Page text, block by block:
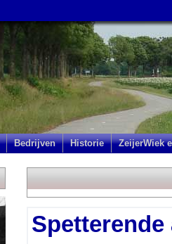
Bedrijven Historie ZeijerWiek